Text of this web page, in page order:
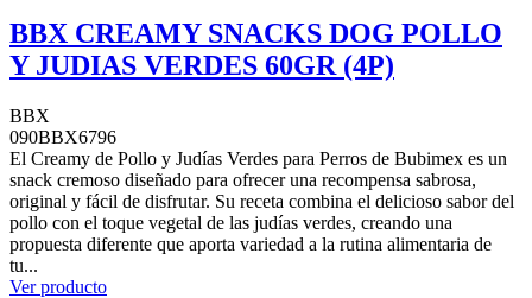
BBX CREAMY SNACKS DOG POLLO
Y JUDIAS VERDES 60GR (4P)
BBX
090BBX6796
El Creamy de Pollo y Judías Verdes para Perros de Bubimex es un
snack cremoso diseñado para ofrecer una recompensa sabrosa,
original y fácil de disfrutar. Su receta combina el delicioso sabor del
pollo con el toque vegetal de las judías verdes, creando una
propuesta diferente que aporta variedad a la rutina alimentaria de
tu...
Ver producto